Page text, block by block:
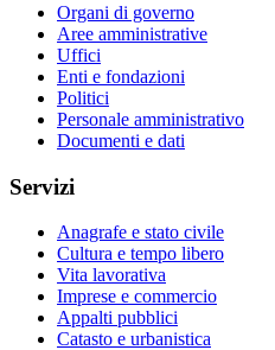
Organi di governo
Aree amministrative
Uffici
Enti e fondazioni
Politici
Personale amministrativo
Documenti e dati
Servizi
Anagrafe e stato civile
Cultura e tempo libero
Vita lavorativa
Imprese e commercio
Appalti pubblici
Catasto e urbanistica